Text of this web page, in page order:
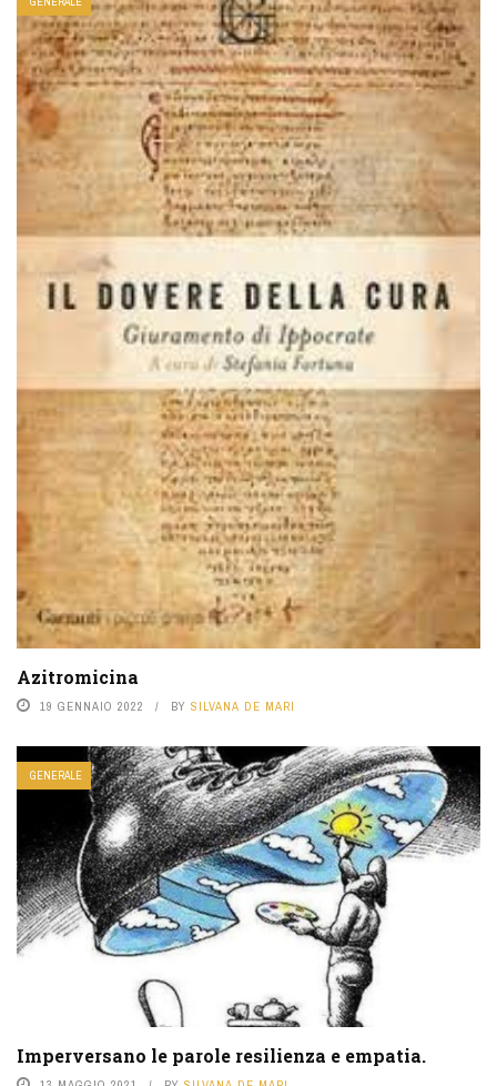
Azitromicina
19 GENNAIO 2022 BY SILVANA DE MARI
GENERALE
Imperversano le parole resilienza e empatia.